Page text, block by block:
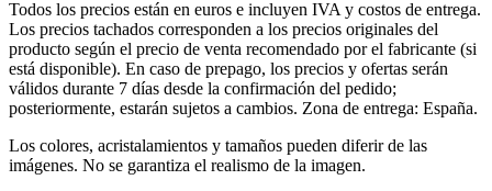
Todos los precios están en euros e incluyen IVA y costos de entrega.
Los precios tachados corresponden a los precios originales del
producto según el precio de venta recomendado por el fabricante (si
está disponible). En caso de prepago, los precios y ofertas serán
válidos durante 7 días desde la confirmación del pedido;
posteriormente, estarán sujetos a cambios. Zona de entrega: España.
Los colores, acristalamientos y tamaños pueden diferir de las
imágenes. No se garantiza el realismo de la imagen.